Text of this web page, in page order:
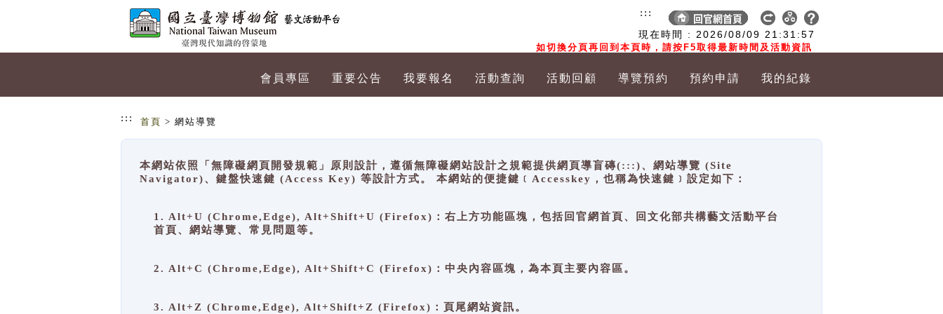
現在時間 : 2026/08/09 21:31:58
如切換分頁再回到本頁時，請按F5取得最新時間及活動資訊
:::
會員專區 重要公告 我要報名 活動查詢 活動回顧 導覽預約 預約申請 我的紀錄
::: 首頁 > 網站導覽
本網站依照「無障礙網頁開發規範」原則設計，遵循無障礙網站設計之規範提供網頁導盲磚(:::)、網站導覽 (Site
Navigator)、鍵盤快速鍵 (Access Key) 等設計方式。 本網站的便捷鍵﹝Accesskey，也稱為快速鍵﹞設定如下：
1. Alt+U (Chrome,Edge), Alt+Shift+U (Firefox)：右上方功能區塊，包括回官網首頁、回文化部共構藝文活動平台
首頁、網站導覽、常見問題等。
2. Alt+C (Chrome,Edge), Alt+Shift+C (Firefox)：中央內容區塊，為本頁主要內容區。
3. Alt+Z (Chrome,Edge), Alt+Shift+Z (Firefox)：頁尾網站資訊。